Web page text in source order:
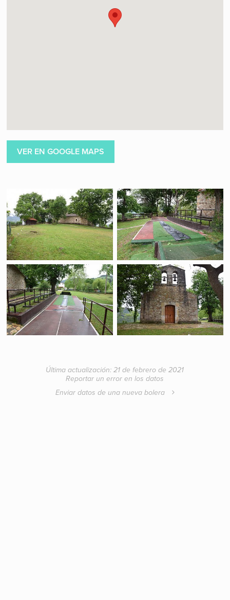
VER EN GOOGLE MAPS
Última actualización: 21 de febrero de 2021
Reportar un error en los datos
Enviar datos de una nueva bolera